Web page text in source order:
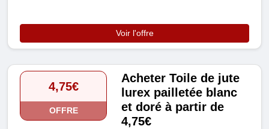
Voir l'offre
4,75€
OFFRE
Acheter Toile de jute
lurex pailletée blanc
et doré à partir de
4,75€